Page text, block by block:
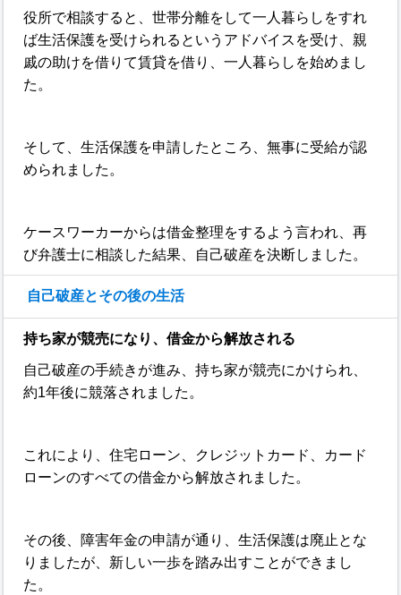
役所で相談すると、世帯分離をして一人暮らしをすれ
ば生活保護を受けられるというアドバイスを受け、親
戚の助けを借りて賃貸を借り、一人暮らしを始めまし
た。
そして、生活保護を申請したところ、無事に受給が認
められました。
ケースワーカーからは借金整理をするよう言われ、再
び弁護士に相談した結果、自己破産を決断しました。
自己破産とその後の生活
持ち家が競売になり、借金から解放される
自己破産の手続きが進み、持ち家が競売にかけられ、
約1年後に競落されました。
これにより、住宅ローン、クレジットカード、カード
ローンのすべての借金から解放されました。
その後、障害年金の申請が通り、生活保護は廃止とな
りましたが、新しい一歩を踏み出すことができまし
た。